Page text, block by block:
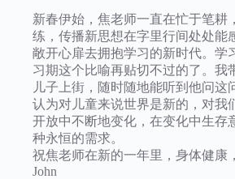
新春伊始，焦老师一直在忙于笔耕
练，传播新思想在字里行间处处能
敞开心扉去拥抱学习的新时代。学
习期这个比喻再贴切不过的了。我
儿子上街，随时随地能听到他问这
认为对儿童来说世界是新的，对我
开放中不断地变化，在变化中生存
种永恒的需求。
祝焦老师在新的一年里，身体健康
John